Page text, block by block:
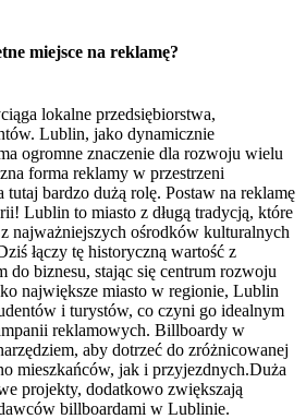
miejsce na reklamę?
lokalne przedsiębiorstwa,
Lublin, jako dynamicznie
ogromne znaczenie dla rozwoju wielu
forma reklamy w przestrzeni
bardzo dużą rolę. Postaw na reklamę
Lublin to miasto z długą tradycją, które
najważniejszych ośrodków kulturalnych
łączy tę historyczną wartość z
do biznesu, stając się centrum rozwoju
największe miasto w regionie, Lublin
i turystów, co czyni go idealnym
reklamowych. Billboardy w
aby dotrzeć do zróżnicowanej
mieszkańców, jak i przyjezdnych.Duża
projekty, dodatkowo zwiększają
billboardami w Lublinie.